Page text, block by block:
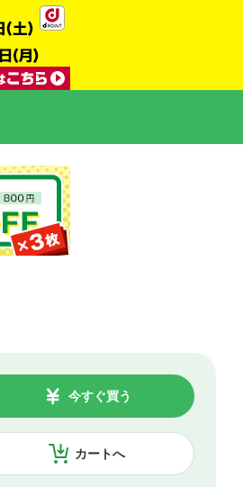
カートへ
今すぐ買う